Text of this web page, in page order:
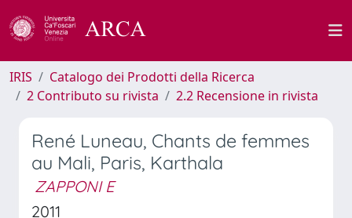
IRIS
Catalogo dei Prodotti della Ricerca
2 Contributo su rivista
2.2 Recensione in rivista
René Luneau, Chants de femmes
au Mali, Paris, Karthala
ZAPPONI E
2011